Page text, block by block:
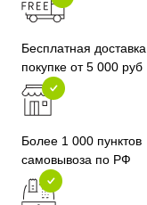
Бесплатная
покупке от 5 000 руб
Более 1 000 пунктов
самовывоза по РФ